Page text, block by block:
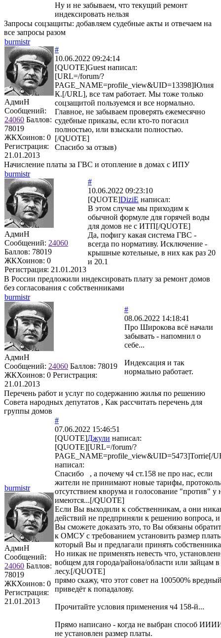
Ну и не забываем, что текущий ремонт
индексировать нельзя
Запросы соцзащиты: добавляем судебные акты и отвечаем на
все запросы разом
burmistr
АдмиН
Сообщений:
24060 Баллов:
78019
ЖКХоинов: 0
Регистрация:
21.01.2013
#
10.06.2022 09:24:14
[QUOTE]Guest написал:
[URL=/forum/?
PAGE_NAME=profile_view&UID=13398]Юлия
К.[/URL], все там работает. Мы тоже только
соцзащитой пользуемся и все нормально.
Главное, не забываем проверять ежемесячно
судебные приказы, если кто-то погасил
полностью, или взыскали полностью.
[/QUOTE]
Спасибо за отзыв)
Начисление платы за ГВС и отопление в домах с ИПУ
burmistr
АдмиН
Сообщений: 24060
Баллов: 78019
ЖКХоинов: 0
Регистрация: 21.01.2013
#
10.06.2022 09:23:10
[QUOTE]DiziE написал:
В этом случае мы приходим к
обычной формуле для горячей воды
для домов не с ИТП[/QUOTE]
Да, пофигу какая система ГВС -
всегда по нормативу. Исключение -
крышные котельные, в них как раз 20
и 20.1
В России предложили индексировать плату за ремонт домов
без согласования с собственниками
burmistr
АдмиН
Сообщений: 24060 Баллов: 78019
ЖКХоинов: 0 Регистрация:
21.01.2013
#
08.06.2022 14:18:41
Про Широкова всё начали
забывать - напомнил о
себе...
Индексация и так
нормально работает.
Перечень работ и услуг по содержанию жилья по решению
Совета народных депутатов , Как рассчитать перечень для
группы домов
burmistr
АдмиН
Сообщений:
24060 Баллов:
78019
ЖКХоинов: 0
Регистрация:
21.01.2013
#
07.06.2022 15:46:51
[QUOTE]Джули написал:
[QUOTE][URL=/forum/?
PAGE_NAME=profile_view&UID=5473]Torrie[/
написал:
Спасибо , а почему ч4 ст.158 не про нас, если
жители не принимают новые тарифы,
отсутствием кворума и голосование "против" у
имеются...[/QUOTE]
Если Вы выходили к собственникам, а они
действий не предприняли к решению вопроса, и
Вы сможете доказать это, то Вы обязаны
к ОМСУ с требованием установить размер
который Вы и предлагали принять
Но никак не применять невесть что,
вобщем для города/района/области или зайцам в
лесу.[/QUOTE]
прямо скажу, что этот совет на 100500%
приведёт к попадалову.
Прочитайте условия применения ч4 158-й...
Прямо написано - когда не выбран способ
не установлен размер платы.